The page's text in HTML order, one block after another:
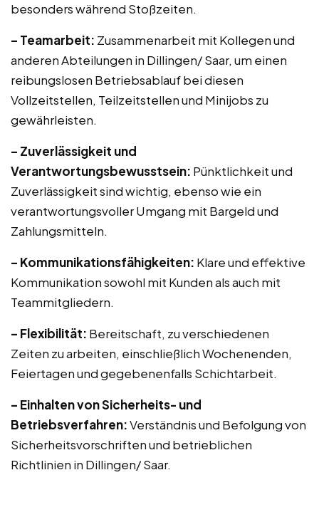
besonders während Stoßzeiten.
– Teamarbeit: Zusammenarbeit mit Kollegen und
anderen Abteilungen in Dillingen/ Saar, um einen
reibungslosen Betriebsablauf bei diesen
Vollzeitstellen, Teilzeitstellen und Minijobs zu
gewährleisten.
– Zuverlässigkeit und
Verantwortungsbewusstsein: Pünktlichkeit und
Zuverlässigkeit sind wichtig, ebenso wie ein
verantwortungsvoller Umgang mit Bargeld und
Zahlungsmitteln.
– Kommunikationsfähigkeiten: Klare und effektive
Kommunikation sowohl mit Kunden als auch mit
Teammitgliedern.
– Flexibilität: Bereitschaft, zu verschiedenen
Zeiten zu arbeiten, einschließlich Wochenenden,
Feiertagen und gegebenenfalls Schichtarbeit.
– Einhalten von Sicherheits- und
Betriebsverfahren:Verständnis und Befolgung von
Sicherheitsvorschriften und betrieblichen
Richtlinien in Dillingen/ Saar.